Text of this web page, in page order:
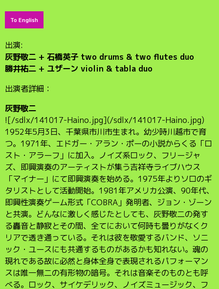
To English
出演:
灰野敬二 + 石橋英子 two drums & two flutes duo
勝井祐二 + ユザーン violin & tabla duo
出演者詳細：
灰野敬二
![/sdlx/141017-Haino.jpg](/sdlx/141017-Haino.jpg)
1952年5月3日、千葉県市川市生まれ。幼少時川越市で育
つ。1971年、エドガー・アラン・ポーの小説からくる「ロ
スト・アラーフ」に加入。ノイズ系ロック、フリージャ
ズ、即興演奏のアーティストが集う吉祥寺ライブハウス
「マイナー」にて即興演奏を始める。1975年よりソロのギ
タリストとして活動開始。1981年アメリカ公演、90年代、
即興性演奏ゲーム形式「COBRA」発明者、ジョン・ゾーン
と共演。どんなに激しく感じたとしても、灰野敬二の発す
る轟音と静寂とその間、全てにおいて何時も曇りがなくク
リアで透き通っている。それは彼を敬愛するバンド、ソニ
ック・ユースにも共通するものがあるかも知れない。魂の
現れである故に必然と身体全身で表現されるパフォーマン
スは唯一無二の有形物の暗号。それは音楽そのものとも呼
べる。ロック、サイケデリック、ノイズミュージック、フ